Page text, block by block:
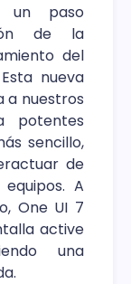
un paso
de la
del
nueva
a nuestros
potentes
sencillo,
de
A
One UI 7
active
una